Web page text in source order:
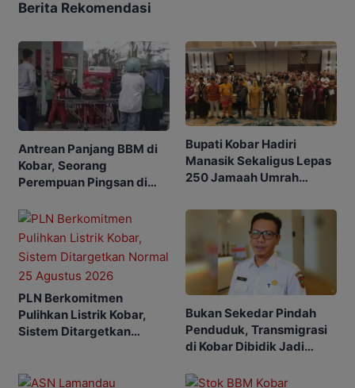
Berita Rekomendasi
Antrean Panjang BBM di
Kobar, Seorang
Perempuan Pingsan di
Bupati Kobar Hadiri
Manasik Sekaligus Lepas
250 Jamaah Umrah
PLN Berkomitmen
Pulihkan Listrik Kobar,
Sistem Ditargetkan
Bukan Sekedar Pindah
Penduduk, Transmigrasi
di Kobar Dibidik Jadi